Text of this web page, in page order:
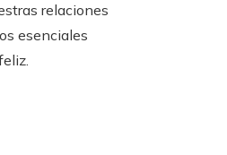
relaciones
esenciales